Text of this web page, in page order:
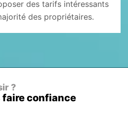
des tarifs intéressants
des propriétaires.
?
faire confiance